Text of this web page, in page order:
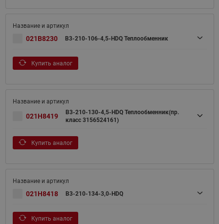
021B8230 B3-210-106-4,5-HDQ Теплообменник
Купить аналог
021H8419
B3-210-130-4,5-HDQ Теплообменник(пр.
класс 3156524161)
Купить аналог
021H8418 B3-210-134-3,0-HDQ
Купить аналог